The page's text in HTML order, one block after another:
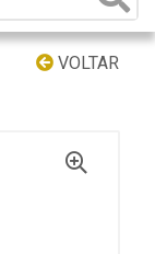
VOLTAR